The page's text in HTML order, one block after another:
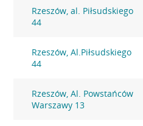
Rzeszów, al. Piłsudskiego
44
Rzeszów, Al.Piłsudskiego
44
Rzeszów, Al. Powstańców
Warszawy 13